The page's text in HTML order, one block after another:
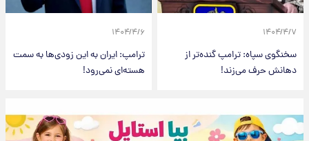
۱۴۰۴/۴/۷
سخنگوی سپاه: ترامپ گنده‌تر از
دهانش حرف می‌زند!
۱۴۰۴/۴/۶
ترامپ: ایران به این زودی‌ها به سمت
هسته‌ای نمی‌رود!